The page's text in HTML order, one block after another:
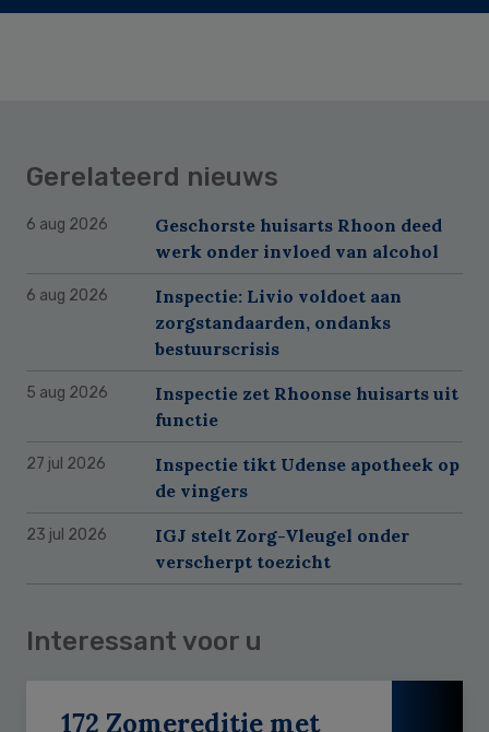
Gerelateerd nieuws
6 aug 2026
Geschorste huisarts Rhoon deed
werk onder invloed van alcohol
6 aug 2026
Inspectie: Livio voldoet aan
zorgstandaarden, ondanks
bestuurscrisis
5 aug 2026
Inspectie zet Rhoonse huisarts uit
functie
27 jul 2026
Inspectie tikt Udense apotheek op
de vingers
23 jul 2026
IGJ stelt Zorg-Vleugel onder
verscherpt toezicht
Interessant voor u
172 Zomereditie met